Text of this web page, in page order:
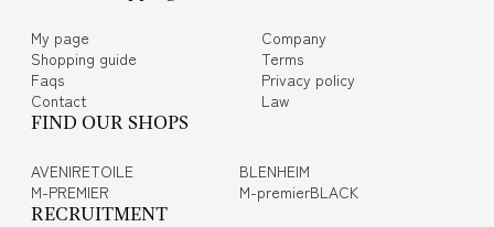
My page
Shopping guide
Faqs
Contact
Company
Terms
Privacy policy
Law
FIND OUR SHOPS
AVENIRETOILE
BLENHEIM
M-PREMIER
M-premierBLACK
RECRUITMENT